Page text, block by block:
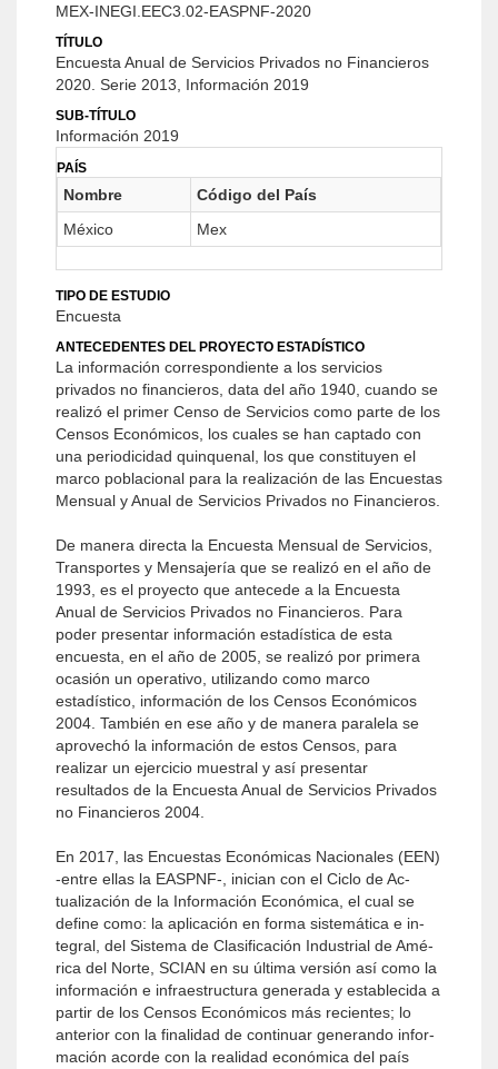
MEX-INEGI.EEC3.02-EASPNF-2020
TÍTULO
Encuesta Anual de Servicios Privados no Financieros
2020. Serie 2013, Información 2019
SUB-TÍTULO
Información 2019
PAÍS
Nombre
Código del País
México
Mex
TIPO DE ESTUDIO
Encuesta
ANTECEDENTES DEL PROYECTO ESTADÍSTICO
La información correspondiente a los servicios
privados no financieros, data del año 1940, cuando se
realizó el primer Censo de Servicios como parte de los
Censos Económicos, los cuales se han captado con
una periodicidad quinquenal, los que constituyen el
marco poblacional para la realización de las Encuestas
Mensual y Anual de Servicios Privados no Financieros.
De manera directa la Encuesta Mensual de Servicios,
Transportes y Mensajería que se realizó en el año de
1993, es el proyecto que antecede a la Encuesta
Anual de Servicios Privados no Financieros. Para
poder presentar información estadística de esta
encuesta, en el año de 2005, se realizó por primera
ocasión un operativo, utilizando como marco
estadístico, información de los Censos Económicos
2004. También en ese año y de manera paralela se
aprovechó la información de estos Censos, para
realizar un ejercicio muestral y así presentar
resultados de la Encuesta Anual de Servicios Privados
no Financieros 2004.
En 2017, las Encuestas Económicas Nacionales (EEN)
-entre ellas la EASPNF-, inician con el Ciclo de Ac­
tualización de la Información Económica, el cual se
define como: la aplicación en forma sistemática e in­
tegral, del Sistema de Clasificación Industrial de Amé­
rica del Norte, SCIAN en su última versión así como la
información e infraestructura generada y establecida a
partir de los Censos Económicos más recientes; lo
anterior con la finalidad de continuar generando infor­
mación acorde con la realidad económica del país